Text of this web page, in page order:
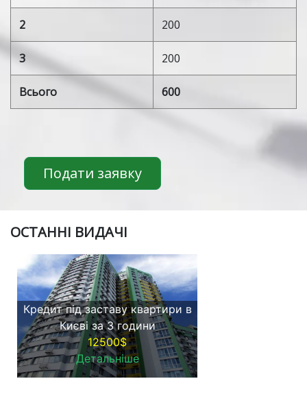
2 200
3 200
Всього 600
Подати заявку
ОСТАННІ ВИДАЧІ
Кредит під заставу квартири в
Києві за 3 години
12500$
Детальніше